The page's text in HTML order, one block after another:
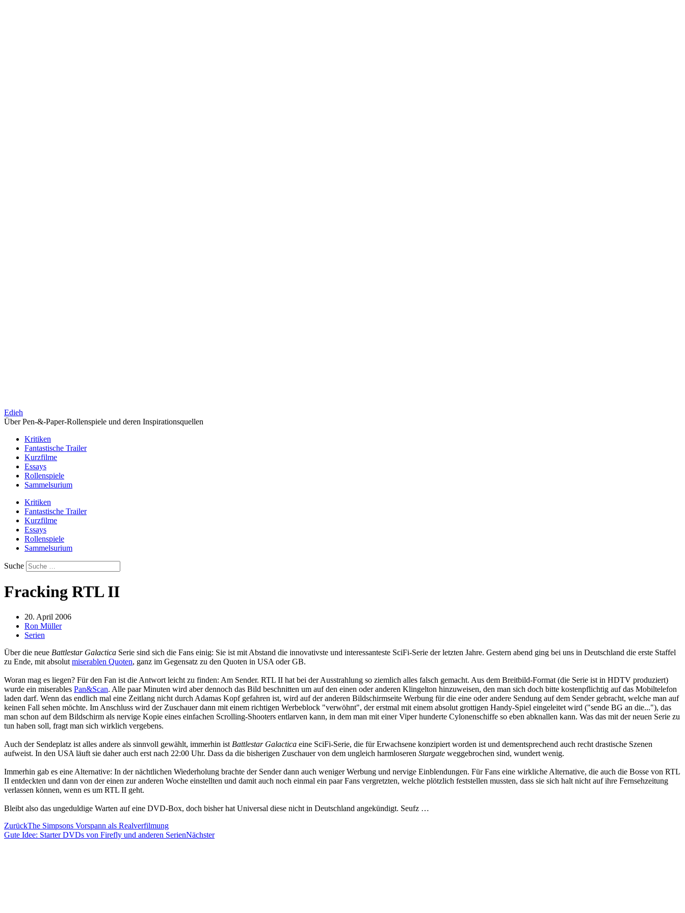
Edieh
Über Pen-&-Paper-Rollenspiele und deren Inspirationsquellen
Kritiken
Fantastische Trailer
Kurzfilme
Essays
Rollenspiele
Sammelsurium
Kritiken
Fantastische Trailer
Kurzfilme
Essays
Rollenspiele
Sammelsurium
Suche
Fracking RTL II
20. April 2006
Ron Müller
Serien
Über die neue Battlestar Galactica Serie sind sich die Fans einig: Sie ist mit Abstand die innovativste und interessanteste SciFi-Serie der letzten Jahre. Gestern abend ging bei uns in Deutschland die erste Staffel
zu Ende, mit absolut miserablen Quoten, ganz im Gegensatz zu den Quoten in USA oder GB.
Woran mag es liegen? Für den Fan ist die Antwort leicht zu finden: Am Sender. RTL II hat bei der Ausstrahlung so ziemlich alles falsch gemacht. Aus dem Breitbild-Format (die Serie ist in HDTV produziert)
wurde ein miserables Pan&Scan. Alle paar Minuten wird aber dennoch das Bild beschnitten um auf den einen oder anderen Klingelton hinzuweisen, den man sich doch bitte kostenpflichtig auf das Mobiltelefon
laden darf. Wenn das endlich mal eine Zeitlang nicht durch Adamas Kopf gefahren ist, wird auf der anderen Bildschirmseite Werbung für die eine oder andere Sendung auf dem Sender gebracht, welche man auf
keinen Fall sehen möchte. Im Anschluss wird der Zuschauer dann mit einem richtigen Werbeblock "verwöhnt", der erstmal mit einem absolut grottigen Handy-Spiel eingeleitet wird ("sende BG an die..."), das
man schon auf dem Bildschirm als nervige Kopie eines einfachen Scrolling-Shooters entlarven kann, in dem man mit einer Viper hunderte Cylonenschiffe so eben abknallen kann. Was das mit der neuen Serie zu
tun haben soll, fragt man sich wirklich vergebens.
Auch der Sendeplatz ist alles andere als sinnvoll gewählt, immerhin ist Battlestar Galactica eine SciFi-Serie, die für Erwachsene konzipiert worden ist und dementsprechend auch recht drastische Szenen
aufweist. In den USA läuft sie daher auch erst nach 22:00 Uhr. Dass da die bisherigen Zuschauer von dem ungleich harmloseren Stargate weggebrochen sind, wundert wenig.
Immerhin gab es eine Alternative: In der nächtlichen Wiederholung brachte der Sender dann auch weniger Werbung und nervige Einblendungen. Für Fans eine wirkliche Alternative, die auch die Bosse von RTL
II entdeckten und dann von der einen zur anderen Woche einstellten und damit auch noch einmal ein paar Fans vergretzten, welche plötzlich feststellen mussten, dass sie sich halt nicht auf ihre Fernsehzeitung
verlassen können, wenn es um RTL II geht.
Bleibt also das ungeduldige Warten auf eine DVD-Box, doch bisher hat Universal diese nicht in Deutschland angekündigt. Seufz …
ZurückThe Simpsons Vorspann als Realverfilmung
Gute Idee: Starter DVDs von Firefly und anderen SerienNächster